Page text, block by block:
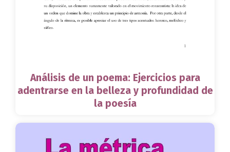
Análisis de un poema: Ejercicios para
adentrarse en la belleza y profundidad de
la poesía